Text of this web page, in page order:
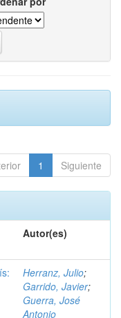
1 Siguiente
Autor(es)
Herranz, Julio;
Garrido, Javier;
Guerra, José
Antonio